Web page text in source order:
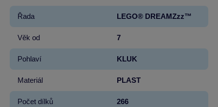
Řada LEGO® DREAMZzz™
Věk od 7
Pohlaví KLUK
Materiál PLAST
Počet dílků 266